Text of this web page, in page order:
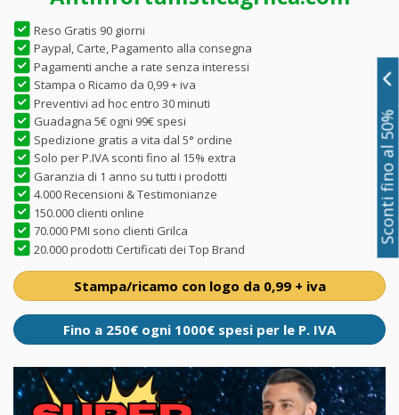
Reso Gratis 90 giorni
Paypal, Carte, Pagamento alla consegna
Pagamenti anche a rate senza interessi
Stampa o Ricamo da 0,99 + iva
Preventivi ad hoc entro 30 minuti
Guadagna 5€ ogni 99€ spesi
Spedizione gratis a vita dal 5° ordine
Solo per P.IVA sconti fino al 15% extra
Garanzia di 1 anno su tutti i prodotti
4.000 Recensioni & Testimonianze
150.000 clienti online
70.000 PMI sono clienti Grilca
20.000 prodotti Certificati dei Top Brand
Stampa/ricamo con logo da 0,99 + iva
Fino a 250€ ogni 1000€ spesi per le P. IVA
Sconti fino al 50%